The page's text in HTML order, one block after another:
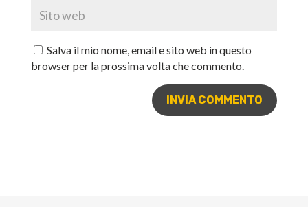
Salva il mio nome, email e sito web in questo
browser per la prossima volta che commento.